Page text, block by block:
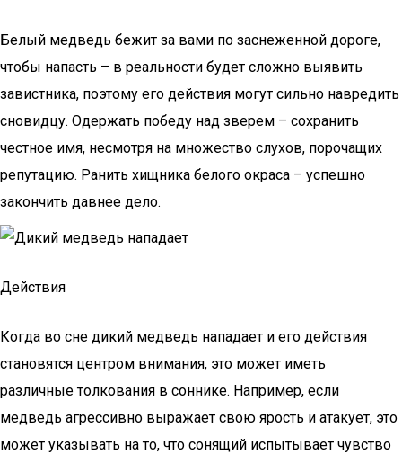
Белый медведь бежит за вами по заснеженной дороге,
чтобы напасть – в реальности будет сложно выявить
завистника, поэтому его действия могут сильно навредить
сновидцу. Одержать победу над зверем – сохранить
честное имя, несмотря на множество слухов, порочащих
репутацию. Ранить хищника белого окраса – успешно
закончить давнее дело.
Действия
Когда во сне дикий медведь нападает и его действия
становятся центром внимания, это может иметь
различные толкования в соннике. Например, если
медведь агрессивно выражает свою ярость и атакует, это
может указывать на то, что сонящий испытывает чувство